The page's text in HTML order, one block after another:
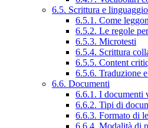
6.5. Scrittura e linguaggio
6.5.1. Come
6.5.2. Le regole
6.5.3. Microtesti
6.5.4. Scrittura
6.5.5. Content
6.5.6. Traduzione
6.6. Documenti
6.6.1. I documenti
6.6.2. Tipi di
6.6.3. Formato di
6.6.4. Modalità di